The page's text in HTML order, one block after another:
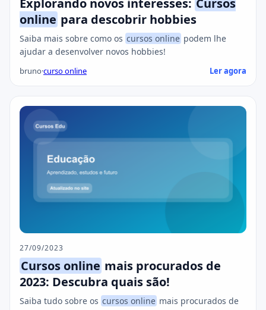
online para descobrir hobbies
Saiba mais sobre como os cursos online podem lhe
ajudar a desenvolver novos hobbies!
bruno·curso online Ler agora
27/09/2023
Cursos online mais procurados de
2023: Descubra quais são!
Saiba tudo sobre os cursos online mais procurados de